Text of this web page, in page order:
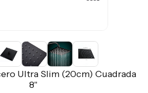
Ultra Slim (20cm) Cuadrada
8"